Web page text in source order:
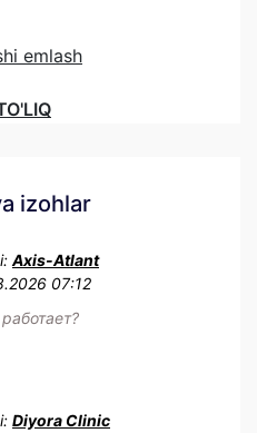
emlash
izohlar
Axis-Atlant
07:12
Diyora Clinic